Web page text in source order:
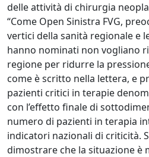
delle attività di chirurgia
“Come Open Sinistra FVG,
vertici della sanità regionale e
hanno nominati non vogliano
regione per ridurre la
come è scritto nella lettera, e
pazienti critici in terapie
con l’effetto finale di
numero di pazienti in terapia
indicatori nazionali di criticità.
dimostrare che la situazione è